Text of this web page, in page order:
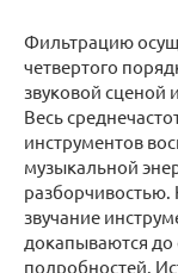
Фильтрацию
четвертого
звуковой
Весь
инструментов
музыкальной
разборчивостью.
звучание
докапываются
подробностей.